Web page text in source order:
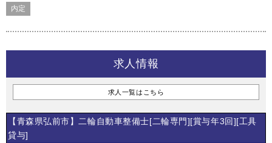
内定
求人情報
求人一覧はこちら
【青森県弘前市】二輪自動車整備士[二輪専門][賞与年3回][工具
貸与]